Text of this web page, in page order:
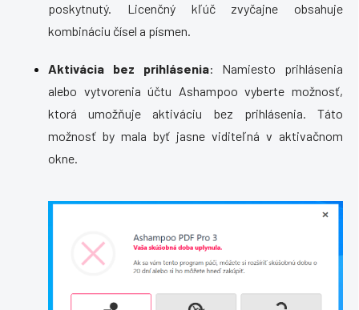
poskytnutý. Licenčný kľúč zvyčajne obsahuje
kombináciu čísel a písmen.
Aktivácia bez prihlásenia: Namiesto prihlásenia
alebo vytvorenia účtu Ashampoo vyberte možnosť,
ktorá umožňuje aktiváciu bez prihlásenia. Táto
možnosť by mala byť jasne viditeľná v aktivačnom
okne.